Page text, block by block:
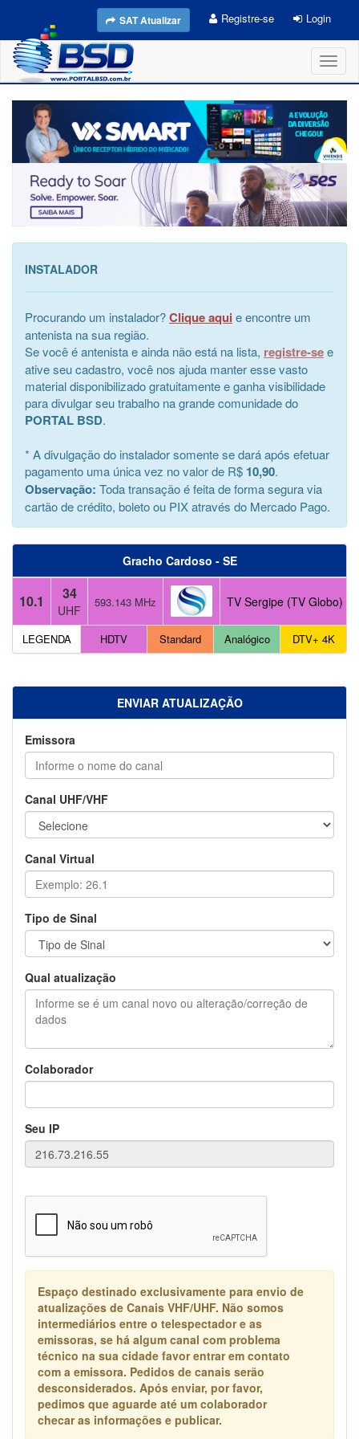
SAT Atualizar Registre-se Login
INSTALADOR
Procurando um instalador?Clique aqui e encontre um
antenista na sua região.
Se você é antenista e ainda não está na lista, registre-see
ative seu cadastro, você nos ajuda manter esse vasto
material disponibilizado gratuitamente e ganha visibilidade
para divulgar seu trabalho na grande comunidade do
PORTAL BSD.
* A divulgação do instalador somente se dará após efetuar
pagamento uma única vez no valor de R$ 10,90.
Observação: Toda transação é feita de forma segura via
cartão de crédito, boleto ou PIX através do Mercado Pago.
Gracho Cardoso - SE
10.1 34
UHF
593.143 MHz TV Sergipe (TV Globo)
LEGENDA HDTV Standard Analógico DTV+ 4K
ENVIAR ATUALIZAÇÃO
Emissora
Canal UHF/VHF
Canal Virtual
Tipo de Sinal
Qual atualização
Colaborador
Seu IP
Espaço destinado exclusivamente para envio de
atualizações de Canais VHF/UHF. Não somos
intermediários entre o telespectador e as
emissoras, se há algum canal com problema
técnico na sua cidade favor entrar em contato
com a emissora. Pedidos de canais serão
desconsiderados. Após enviar, por favor,
pedimos que aguarde até um colaborador
checar as informações e publicar.